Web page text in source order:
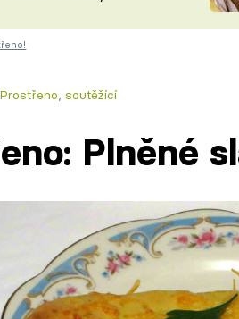
ČESKO NA TALÍŘI
KUCHAŘKA
Prostřeno, soutěžící
Plněné